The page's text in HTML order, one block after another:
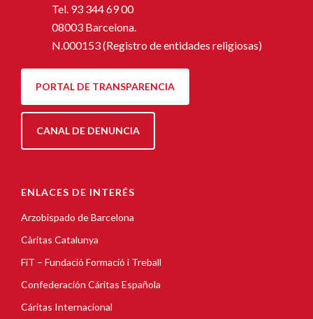
Tel. 93 344 69 00
08003 Barcelona.
N.000153 (Registro de entidades religiosas)
PORTAL DE TRANSPARENCIA
CANAL DE DENUNCIA
ENLACES DE INTERÉS
Arzobispado de Barcelona
Càritas Catalunya
FiT – Fundació Formació i Treball
Confederación Cáritas Española
Cáritas Internacional